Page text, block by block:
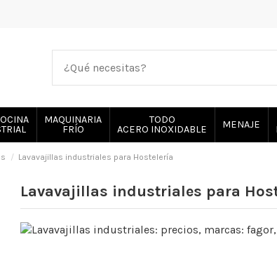
MAQUINARIA
FRÍO
TODO
ACERO INOXIDABLE
MENAJE
Lavavajillas industriales para Hostelería
Lavavajillas industriales para